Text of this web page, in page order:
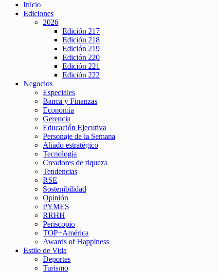
Inicio
Ediciones
2026
Edición 217
Edición 218
Edición 219
Edición 220
Edición 221
Edición 222
Negocios
Especiales
Banca y Finanzas
Economía
Gerencia
Educación Ejecutiva
Personaje de la Semana
Aliado estratégico
Tecnología
Creadores de riqueza
Tendencias
RSE
Sostenibilidad
Opinión
PYMES
RRHH
Periscopio
TOP+América
Awards of Happiness
Estilo de Vida
Deportes
Turismo